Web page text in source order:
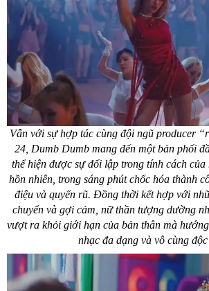
Vẫn với sự hợp tác cùng đội ngũ producer
24, Dumb Dumbmang đến một bản phối
thể hiện được sự đối lập trong tính cách của
hồn nhiên, trong sáng phút chốc hóa thành
điệu và quyến rũ. Đồng thời kết hợp với
chuyển và gợi cảm, nữ thần tượng dường
vượt ra khỏi giới hạn của bản thân mà
nhạc đa dạng và vô cùng